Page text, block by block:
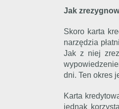
Jak
Skoro karta
narzędzia
Jak z niej
dni. Ten okres
Karta
jednak